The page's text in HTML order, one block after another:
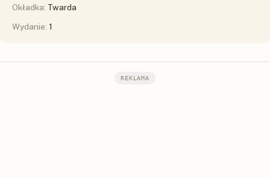
Okładka: Twarda
Wydanie: 1
REKLAMA